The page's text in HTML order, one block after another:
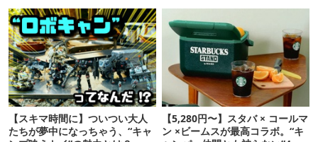
【スキマ時間に】ついつい大人
たちが夢中になっちゃう、“キャ
【5,280円〜】スタバ × コールマ
ン ×ビームスが最高コラボ。“キ